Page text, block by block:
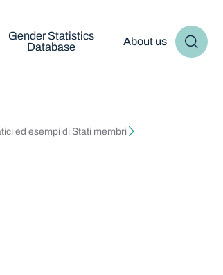
Gender Statistics
Database
About us
ed esempi di Stati membri